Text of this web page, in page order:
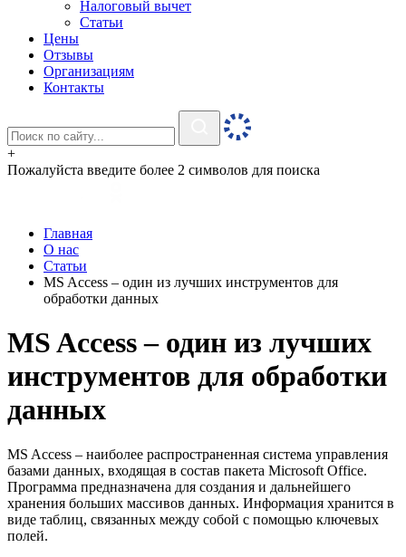
Налоговый вычет
Статьи
Цены
Отзывы
Организациям
Контакты
+
Пожалуйста введите более 2 символов для поиска
Главная
О нас
Статьи
MS Access – один из лучших инструментов для
обработки данных
MS Access – один из лучших
инструментов для обработки
данных
MS Access – наиболее распространенная система управления
базами данных, входящая в состав пакета Microsoft Office.
Программа предназначена для создания и дальнейшего
хранения больших массивов данных. Информация хранится в
виде таблиц, связанных между собой с помощью ключевых
полей.